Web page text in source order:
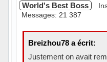
World's Best Boss
Messages: 21 387
Breizhou78 a écrit:
Justement on avait